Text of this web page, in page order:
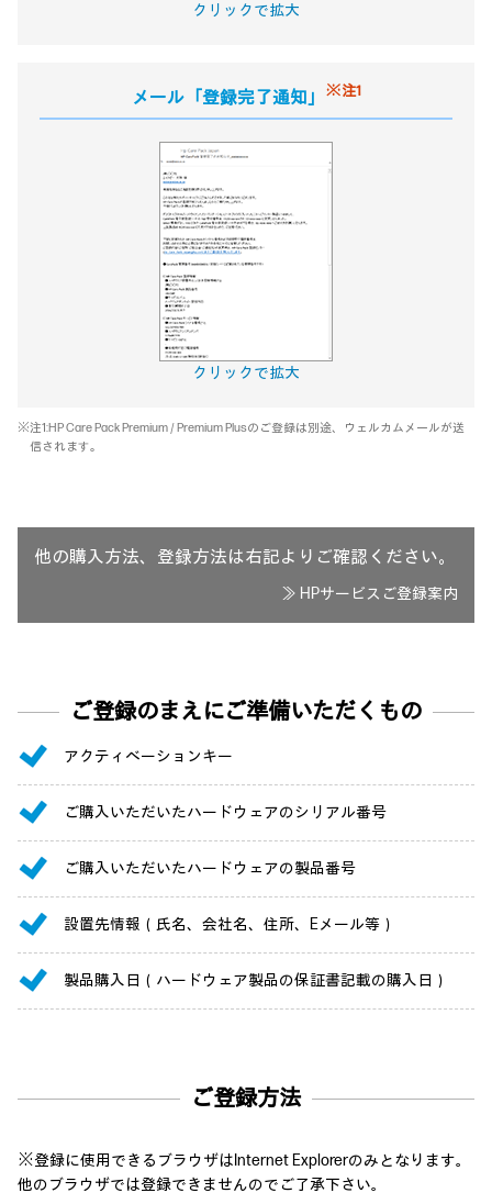
クリックで拡大
メール「登録完了通知」 ※注1
クリックで拡大
※注1:HP Care Pack Premium / Premium Plusのご登録は別途、ウェルカムメールが送
信されます。
他の購入方法、登録方法は右記よりご確認ください。
≫ HPサービスご登録案内
ご登録のまえにご準備いただくもの
アクティベーションキー
ご購入いただいたハードウェアのシリアル番号
ご購入いただいたハードウェアの製品番号
設置先情報（氏名、会社名、住所、Eメール等）
製品購入日（ハードウェア製品の保証書記載の購入日）
ご登録方法
※登録に使用できるブラウザはInternet Explorerのみとなります。
他のブラウザでは登録できませんのでご了承下さい。